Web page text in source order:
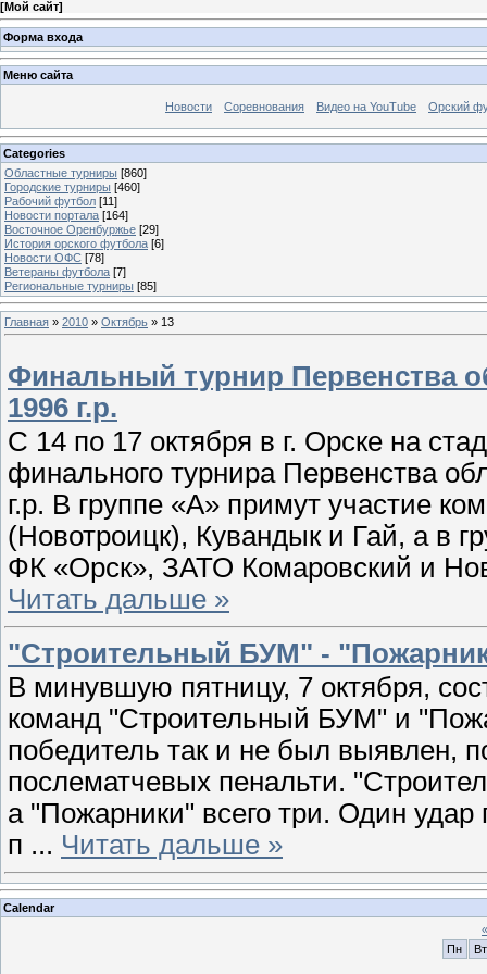
[Мой сайт]
Форма входа
Меню сайта
Новости Соревнования Видео на YouTube Орский
Categories
Областные турниры [860]
Городские турниры [460]
Рабочий футбол [11]
Новости портала [164]
Восточное Оренбуржье [29]
История орского футбола [6]
Новости ОФС [78]
Ветераны футбола [7]
Региональные турниры [85]
Главная » 2010 » Октябрь » 13
Финальный турнир Первенства
1996 г.р.
C 14 по 17 октября в г. Орске на
финального турнира Первенства
г.р. В группе «А» примут участие
(Новотроицк), Кувандык и Гай, а в
ФК «Орск», ЗАТО Комаровский и
Читать дальше »
"Строительный БУМ" -
В минувшую пятницу, 7 октября,
команд "Строительный БУМ" и
победитель так и не был выявлен,
послематчевых пенальти.
а "Пожарники" всего три. Один
п ... Читать дальше »
Calendar
«
Пн
Вт